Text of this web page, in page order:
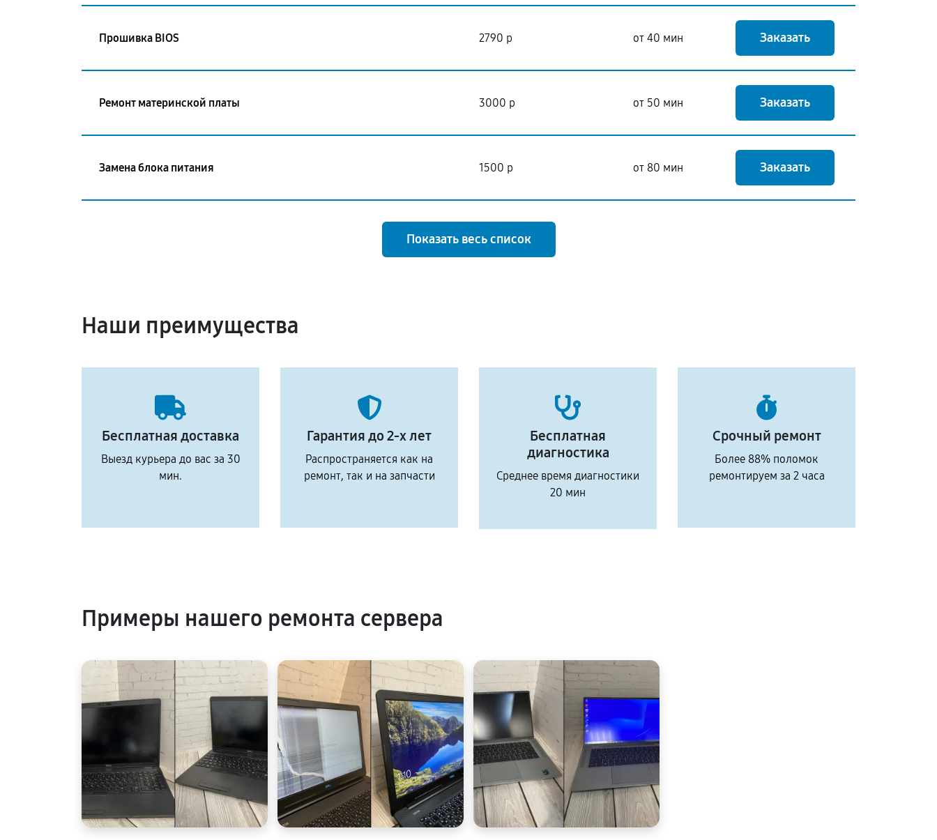
Прошивка BIOS 2790 р от 40 мин Заказать
Ремонт материнской платы 3000 р от 50 мин Заказать
Замена блока питания 1500 р от 80 мин Заказать
Показать весь список
Наши преимущества
Бесплатная доставка
Выезд курьера до вас за 30
мин.
Гарантия до 2-х лет
Распространяется как на
ремонт, так и на запчасти
Бесплатная
диагностика
Среднее время диагностики
20 мин
Срочный ремонт
Более 88% поломок
ремонтируем за 2 часа
Примеры нашего ремонта сервера